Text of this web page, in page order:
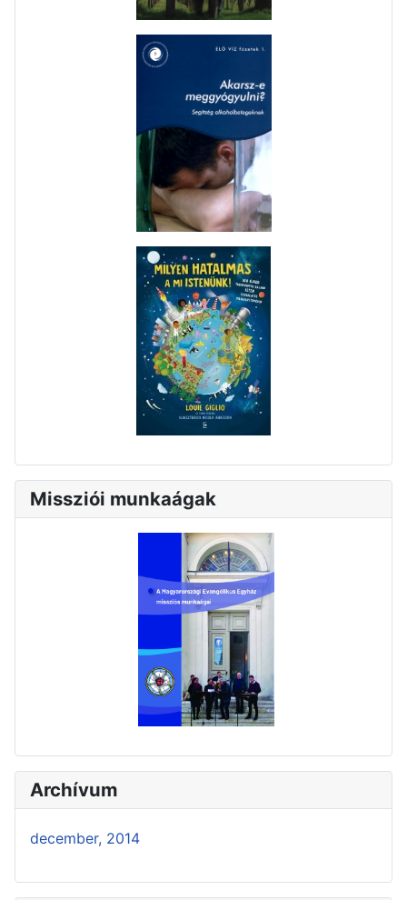
Missziói munkaágak
Archívum
december, 2014